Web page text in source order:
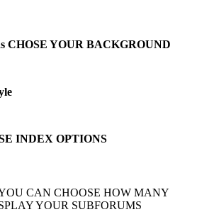
CHOSE YOUR BACKGROUND
INDEX OPTIONS
CAN CHOOSE HOW MANY
YOUR SUBFORUMS